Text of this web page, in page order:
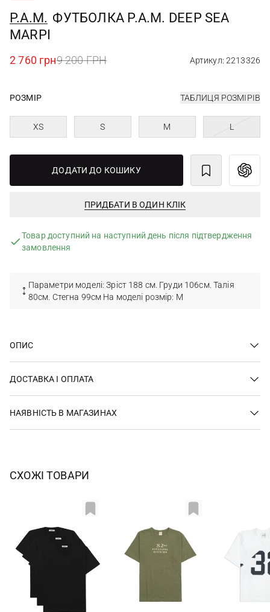
P.A.M. ФУТБОЛКА P.A.M. DEEP SEA
MARPI
2 760 грн9 200 ГРН Артикул: 2213326
РОЗМІР ТАБЛИЦЯ РОЗМІРІВ
XS S M L
ДОДАТИ ДО КОШИКУ
ПРИДБАТИ В ОДИН КЛІК
Товар доступний на наступний день після підтвердження
замовлення
Параметри моделі: Зріст 188 см. Груди 106см. Талія
80см. Стегна 99см На моделі розмір: M
ОПИС
ДОСТАВКА І ОПЛАТА
НАЯВНІСТЬ В МАГАЗИНАХ
СХОЖІ ТОВАРИ